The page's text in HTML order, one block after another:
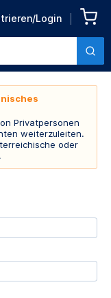
Login
Privatpersonen
weiterzuleiten.
oder